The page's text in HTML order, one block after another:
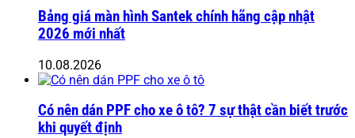
Bảng giá màn hình Santek chính hãng cập nhật
2026 mới nhất
10.08.2026
Có nên dán PPF cho xe ô tô? 7 sự thật cần biết trước
khi quyết định